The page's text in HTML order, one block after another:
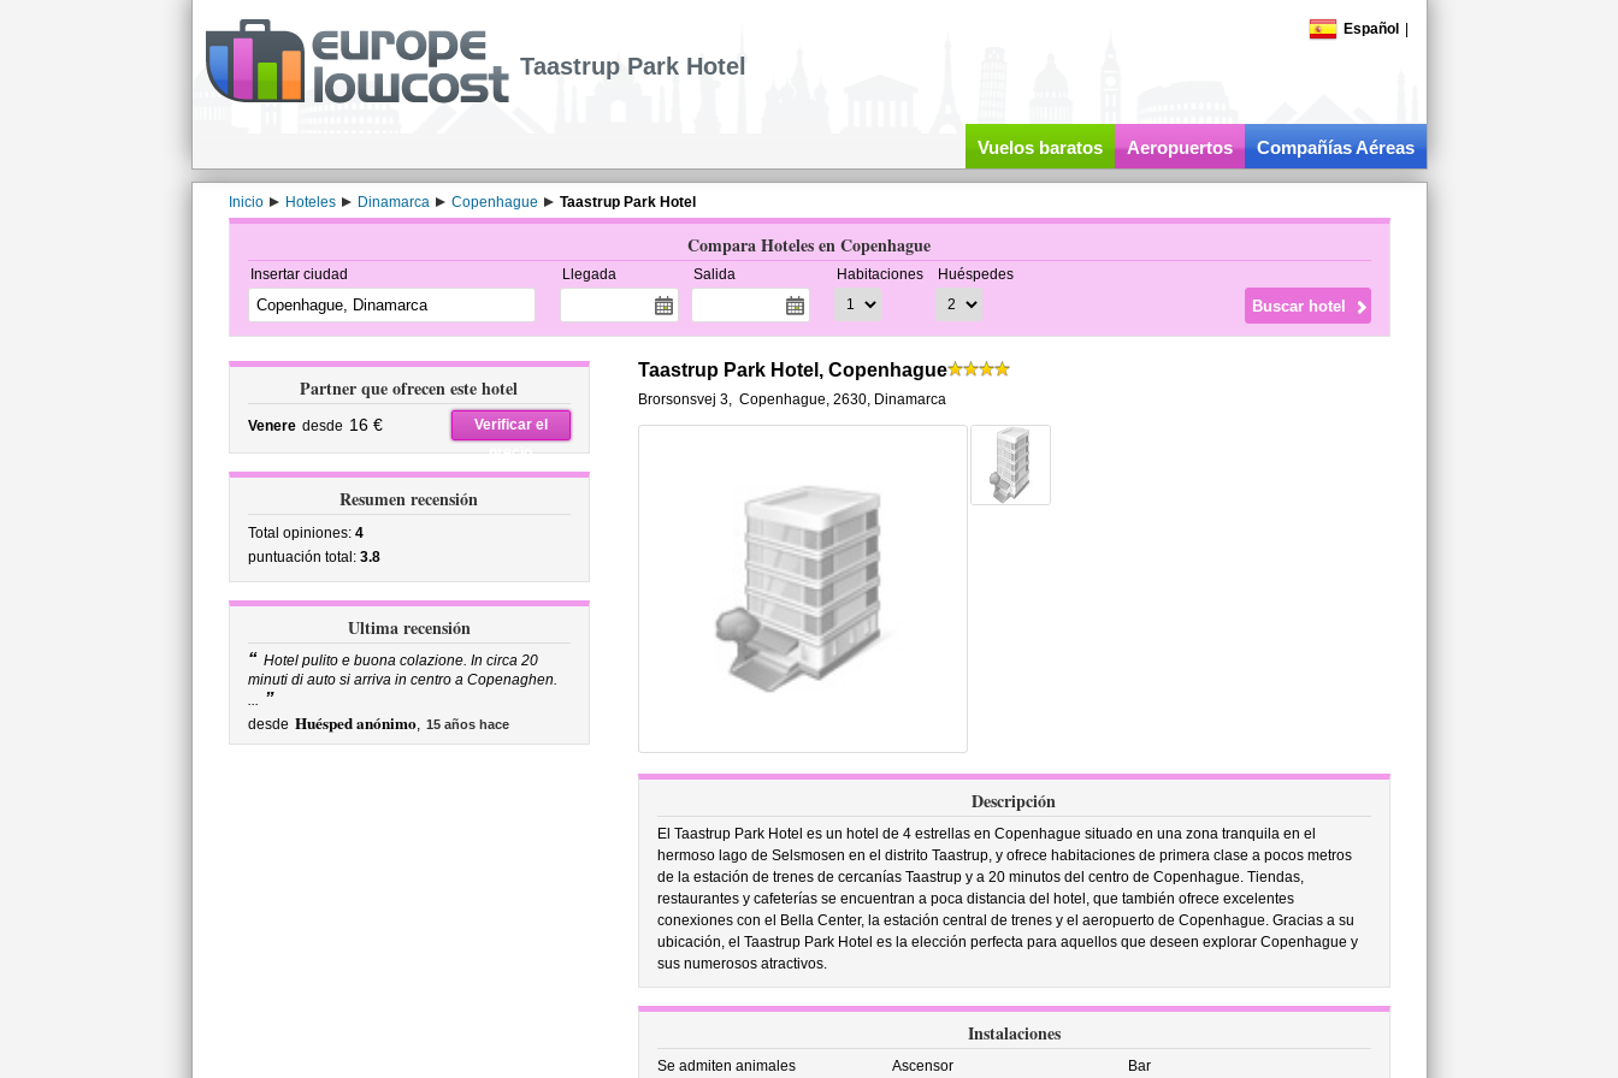
Español
Taastrup Park Hotel
Vuelos baratos Aeropuertos Compañías Aéreas
Inicio Hoteles Dinamarca Copenhague Taastrup Park Hotel
Compara Hoteles en Copenhague
Insertar ciudad Llegada Salida Habitaciones Huéspedes
Partner que ofrecen este hotel
Venere desde 16 €
Verificar el
precio
Resumen recensión
Total opiniones: 4
puntuación total: 3.8
Ultima recensión
“ Hotel pulito e buona colazione. In circa 20
minuti di auto si arriva in centro a Copenaghen.
... ”
desde Huésped anónimo, 15 años hace
Taastrup Park Hotel, Copenhague
Brorsonsvej 3, Copenhague, 2630, Dinamarca
Descripción
El Taastrup Park Hotel es un hotel de 4 estrellas en Copenhague situado en una zona tranquila en el
hermoso lago de Selsmosen en el distrito Taastrup, y ofrece habitaciones de primera clase a pocos metros
de la estación de trenes de cercanías Taastrup y a 20 minutos del centro de Copenhague. Tiendas,
restaurantes y cafeterías se encuentran a poca distancia del hotel, que también ofrece excelentes
conexiones con el Bella Center, la estación central de trenes y el aeropuerto de Copenhague. Gracias a su
ubicación, el Taastrup Park Hotel es la elección perfecta para aquellos que deseen explorar Copenhague y
sus numerosos atractivos.
Instalaciones
Se admiten animales Ascensor Bar